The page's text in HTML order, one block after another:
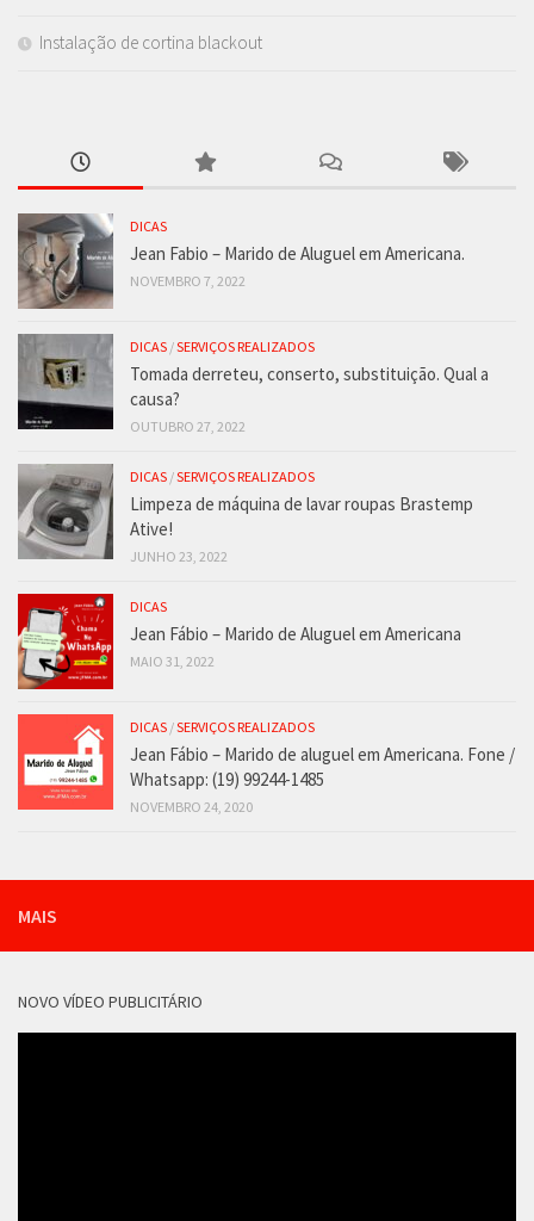
Instalação de cortina blackout
DICAS
Jean Fabio – Marido de Aluguel em Americana.
NOVEMBRO 7, 2022
DICAS /SERVIÇOS REALIZADOS
Tomada derreteu, conserto, substituição. Qual a
causa?
OUTUBRO 27, 2022
DICAS /SERVIÇOS REALIZADOS
Limpeza de máquina de lavar roupas Brastemp
Ative!
JUNHO 23, 2022
DICAS
Jean Fábio – Marido de Aluguel em Americana
MAIO 31, 2022
DICAS /SERVIÇOS REALIZADOS
Jean Fábio – Marido de aluguel em Americana. Fone /
Whatsapp: (19) 99244-1485
NOVEMBRO 24, 2020
MAIS
NOVO VÍDEO PUBLICITÁRIO